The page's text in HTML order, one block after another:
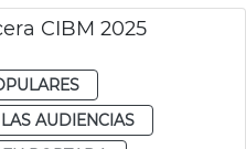
CIBM 2025
AUDIENCIAS